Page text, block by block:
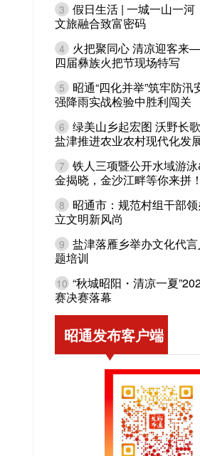
3 假日生活 | 一城一山一河
文旅融合致富密码
4
火把聚同心 清凉迎客
四届彝族火把节现场特写
5
昭通“四化并举”筑牢防汛
强降雨实战检验中胜利闯关
6 绿美山乡起宏图 沃野
盐津推进农业农村现代化发
7 铁人三项暨公开水域游
金揭晓，金沙江畔等你来拼！
8
昭通市：规范村组干部
立文明新风尚
9 盐津落雁乡举办文化代
题培训
10 “秋城昭阳・清凉一夏
赛决赛落幕
昭通发布客户端